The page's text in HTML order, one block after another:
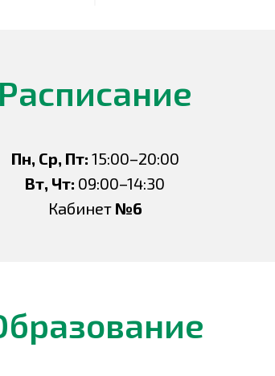
Расписание
Пн, Ср, Пт: 15:00–20:00
Вт, Чт: 09:00–14:30
Кабинет №6